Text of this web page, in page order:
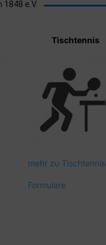
e.V.
Tischtennis
mehr zu Tischtennis
Formulare